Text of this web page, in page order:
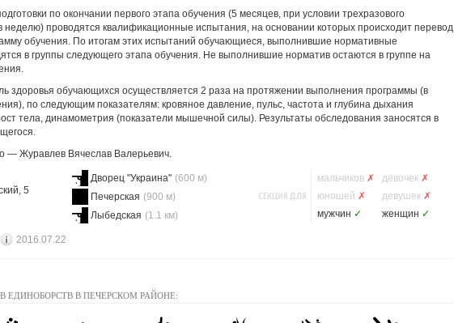
по окончании первого этапа обучения (5 месяцев, при условии трехразового
неделю) проводятся квалификационные испытания, на основании которых происходит перевод
обучения. По итогам этих испытаний обучающиеся, выполнившие нормативные
в группы следующего этапа обучения. Не выполнившие норматив остаются в группе на
здоровья обучающихся осуществляется 2 раза на протяжении выполнения программы (в
по следующим показателям: кровяное давление, пульс, частота и глубина дыхания
тела, динамометрия (показатели мышечной силы). Результаты обследования заносятся в
— Журавлев Вячеслав Валерьевич.
5
Дворец "Украина" (600 м)
Печерская (900 м)
Лыбедская (1.1 км)
СЕКЦИЯ ДЛЯ
мальчиков ✗ девочек ✗
юношей ✗ девушек ✗
мужчин ✓ женщин ✓
2016.07.22
ЕДИНОБОРСТВ В ПЕЧЕРСКОМ РАЙОНЕ: